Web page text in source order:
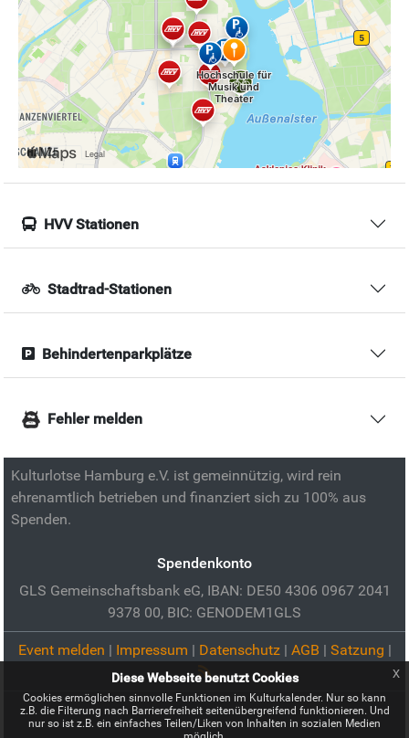
HVV Stationen
Stadtrad-Stationen
Behindertenparkplätze
Fehler melden
Kulturlotse Hamburg e.V. ist gemeinnützig, wird rein
ehrenamtlich betrieben und finanziert sich zu 100% aus
Spenden.
Spendenkonto
GLS Gemeinschaftsbank eG, IBAN: DE50 4306 0967 2041
9378 00, BIC: GENODEM1GLS
Event melden | Impressum | Datenschutz| AGB | Satzung |
Diese Webseite benutzt Cookies
Cookies ermöglichen sinnvolle Funktionen im Kulturkalender. Nur so kann
z.B. die Filterung nach Barrierefreiheit seitenübergreifend funktionieren. Und
nur so ist z.B. ein einfaches Teilen/Liken von Inhalten in sozialen Medien
x